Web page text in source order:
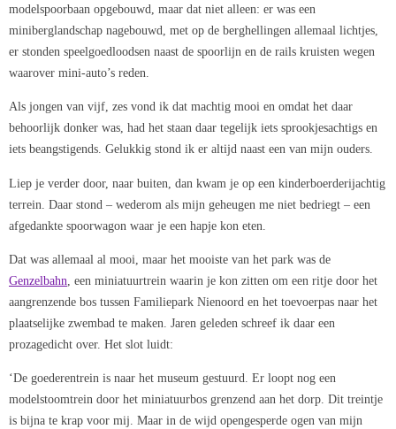
modelspoorbaan opgebouwd, maar dat niet alleen: er was een
miniberglandschap nagebouwd, met op de berghellingen allemaal lichtjes,
er stonden speelgoedloodsen naast de spoorlijn en de rails kruisten wegen
waarover mini-auto’s reden.
Als jongen van vijf, zes vond ik dat machtig mooi en omdat het daar
behoorlijk donker was, had het staan daar tegelijk iets sprookjesachtigs en
iets beangstigends. Gelukkig stond ik er altijd naast een van mijn ouders.
Liep je verder door, naar buiten, dan kwam je op een kinderboerderijachtig
terrein. Daar stond – wederom als mijn geheugen me niet bedriegt – een
afgedankte spoorwagon waar je een hapje kon eten.
Dat was allemaal al mooi, maar het mooiste van het park was de
Genzelbahn , een miniatuurtrein waarin je kon zitten om een ritje door het
aangrenzende bos tussen Familiepark Nienoord en het toevoerpas naar het
plaatselijke zwembad te maken. Jaren geleden schreef ik daar een
prozagedicht over. Het slot luidt:
‘De goederentrein is naar het museum gestuurd. Er loopt nog een
modelstoomtrein door het miniatuurbos grenzend aan het dorp. Dit treintje
is bijna te krap voor mij. Maar in de wijd opengesperde ogen van mijn